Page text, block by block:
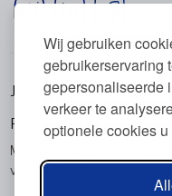
Wij gebruiken
gebruikerservaring
gepersonaliseerde
verkeer te
optionele cookies
Metabolic Balance Global
voorbehouden.
Juridische informatie
Privacybeleid